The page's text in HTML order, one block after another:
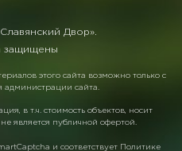
Двор».
защищены
этого сайта возможно только с
администрации сайта.
в т.ч. стоимость объектов, носит
является публичной офертой.
и соответствует Политике